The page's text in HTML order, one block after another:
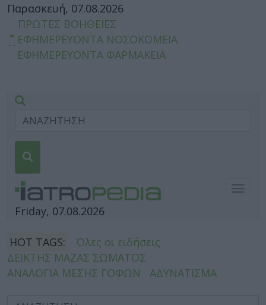
Παρασκευή, 07.08.2026
ΠΡΩΤΕΣ ΒΟΗΘΕΙΕΣ
ΕΦΗΜΕΡΕΥΟΝΤΑ ΝΟΣΟΚΟΜΕΙΑ
ΕΦΗΜΕΡΕΥΟΝΤΑ ΦΑΡΜΑΚΕΙΑ
Friday, 07.08.2026
HOT TAGS:
Όλες οι ειδήσεις
ΔΕΙΚΤΗΣ ΜΑΖΑΣ ΣΩΜΑΤΟΣ
ΑΝΑΛΟΓΙΑ ΜΕΣΗΣ ΓΟΦΩΝ
ΑΔΥΝΑΤΙΣΜΑ